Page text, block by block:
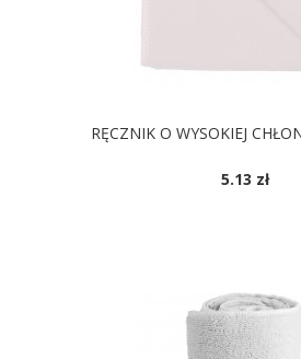
RĘCZNIK O WYSOKIEJ
5.13 zł